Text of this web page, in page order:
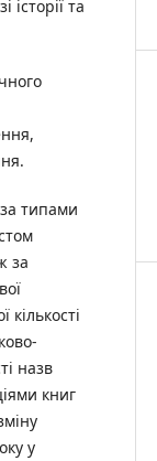
та
типами
за
назв
книг
у